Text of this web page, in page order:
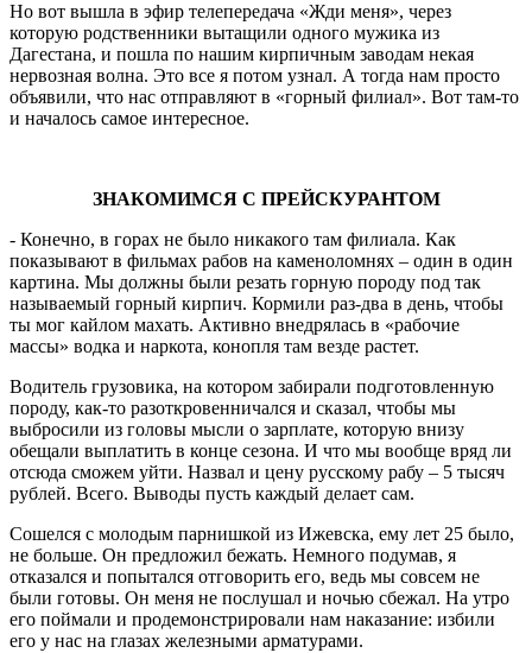
Но вот вышла в эфир телепередача «Жди меня», через
которую родственники вытащили одного мужика из
Дагестана, и пошла по нашим кирпичным заводам некая
нервозная волна. Это все я потом узнал. А тогда нам просто
объявили, что нас отправляют в «горный филиал». Вот там-то
и началось самое интересное.
ЗНАКОМИМСЯ С ПРЕЙСКУРАНТОМ
- Конечно, в горах не было никакого там филиала. Как
показывают в фильмах рабов на каменоломнях – один в один
картина. Мы должны были резать горную породу под так
называемый горный кирпич. Кормили раз-два в день, чтобы
ты мог кайлом махать. Активно внедрялась в «рабочие
массы» водка и наркота, конопля там везде растет.
Водитель грузовика, на котором забирали подготовленную
породу, как-то разоткровенничался и сказал, чтобы мы
выбросили из головы мысли о зарплате, которую внизу
обещали выплатить в конце сезона. И что мы вообще вряд ли
отсюда сможем уйти. Назвал и цену русскому рабу – 5 тысяч
рублей. Всего. Выводы пусть каждый делает сам.
Сошелся с молодым парнишкой из Ижевска, ему лет 25 было,
не больше. Он предложил бежать. Немного подумав, я
отказался и попытался отговорить его, ведь мы совсем не
были готовы. Он меня не послушал и ночью сбежал. На утро
его поймали и продемонстрировали нам наказание: избили
его у нас на глазах железными арматурами.